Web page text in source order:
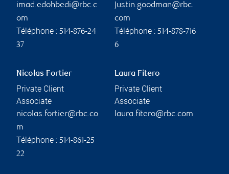
imad.edohbedi@rbc.c
om
Téléphone : 514-876-24
37
justin.goodman@rbc.
com
Téléphone : 514-878-716
6
Nicolas Fortier
Private Client
Associate
nicolas.fortier@rbc.co
m
Téléphone : 514-861-25
22
Laura Fitero
Private Client
Associate
laura.fitero@rbc.com